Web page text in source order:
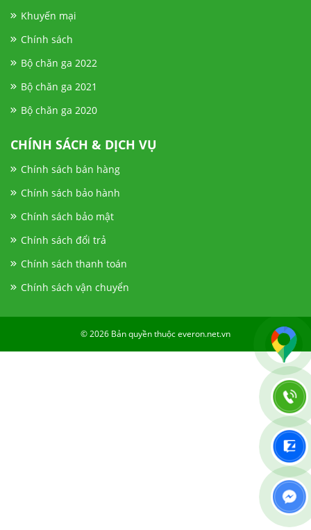
Khuyến mại
Chính sách
Bộ chăn ga 2022
Bộ chăn ga 2021
Bộ chăn ga 2020
CHÍNH SÁCH & DỊCH VỤ
Chính sách bán hàng
Chính sách bảo hành
Chính sách bảo mật
Chính sách đổi trả
Chính sách thanh toán
Chính sách vận chuyển
© 2026 Bản quyền thuộc everon.net.vn